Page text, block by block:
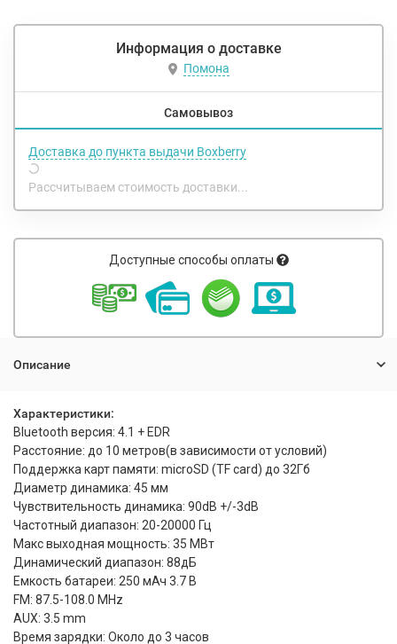
Информация о доставке
Помона
Самовывоз
Доставка до пункта выдачи Boxberry
Рассчитываем стоимость доставки...
Доступные способы оплаты
Описание
Характеристики:
Bluetooth версия: 4.1 + EDR
Расстояние: до 10 метров(в зависимости от условий)
Поддержка карт памяти: microSD (TF card) до 32Гб
Диаметр динамика: 45 мм
Чувствительность динамика: 90dB +/-3dB
Частотный диапазон: 20-20000 Гц
Макс выходная мощность: 35 МВт
Динамический диапазон: 88дБ
Емкость батареи: 250 мАч 3.7 В
FM: 87.5-108.0 MHz
AUX: 3.5 mm
Время зарядки: Около до 3 часов